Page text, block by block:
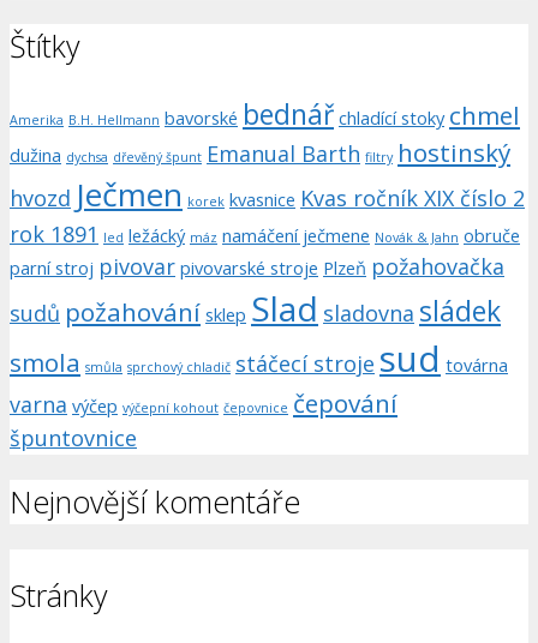
Štítky
Amerika B.H. Hellmann bavorské bednář chladící stoky chmel
dužina dychsa dřevěný špunt Emanual Barth filtry hostinský
hvozd Ječmen korek kvasnice Kvas ročník XIX číslo 2
rok 1891 led ležácký máz namáčení ječmene Novák & Jahn obruče
parní stroj pivovar pivovarské stroje Plzeň požahovačka
sudů požahování sklep Slad sladovna sládek
smola smůla sprchový chladič stáčecí stroje sud továrna
varna výčep výčepní kohout čepovnice čepování
špuntovnice
Nejnovější komentáře
Stránky